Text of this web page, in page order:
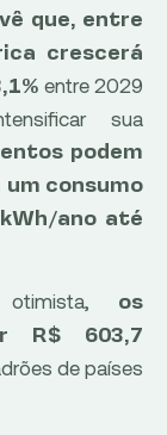
que, entre
crescerá
entre 2029
sua
podem
consumo
ano até
os
R$ 603,7
de países